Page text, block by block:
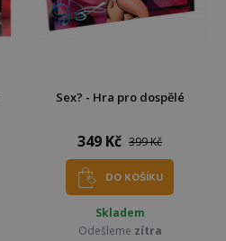
Sex? - Hra pro dospělé
349 Kč 399 Kč
DO KOŠÍKU
Skladem
Odešleme zítra